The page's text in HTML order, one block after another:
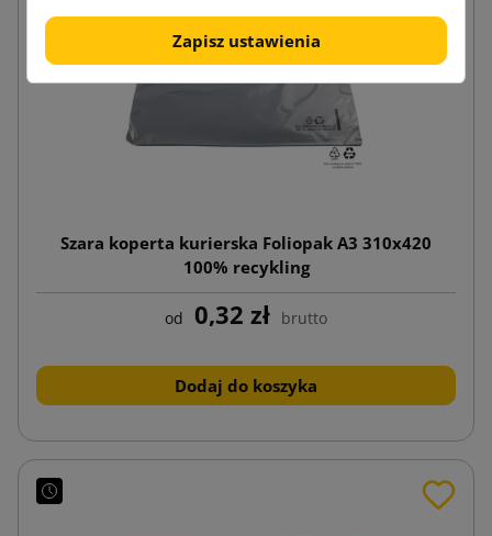
Szara koperta kurierska Foliopak A3 310x420
100% recykling
od 0,32 zł brutto
Dodaj do koszyka
Zapisz ustawienia